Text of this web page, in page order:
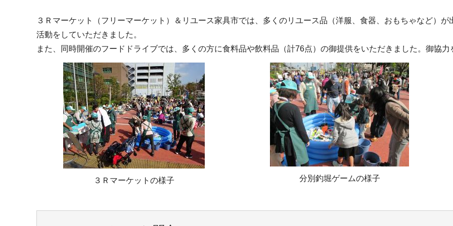
３Ｒマーケット（フリーマーケット）＆リユース家具市では、多くのリユース品（洋服、食器、おもちゃなど）
活動をしていただきました。
また、同時開催のフードドライブでは、多くの方に食料品や飲料品（計76点）の御提供をいただきました。御協
３Ｒマーケットの様子 分別釣堀ゲームの様子